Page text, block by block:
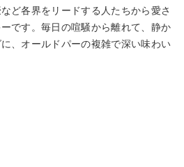
ど各界をリードする人たちから愛さ
です。毎日の喧騒から離れて、静か
、オールドパーの複雑で深い味わい